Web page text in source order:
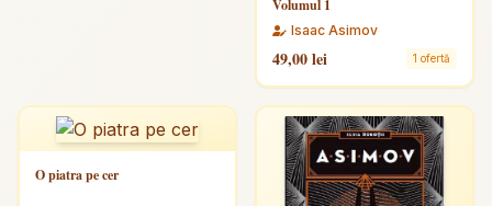
Volumul 1
Isaac Asimov
49,00 lei 1 ofertă
O piatra pe cer